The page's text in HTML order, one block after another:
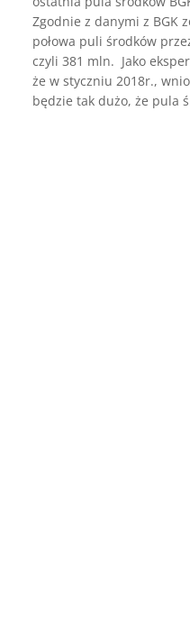
Zgodnie z danymi z BGK
połowa puli środków
czyli 381 mln. Jako
że w styczniu 2018r.,
będzie tak dużo, że pula